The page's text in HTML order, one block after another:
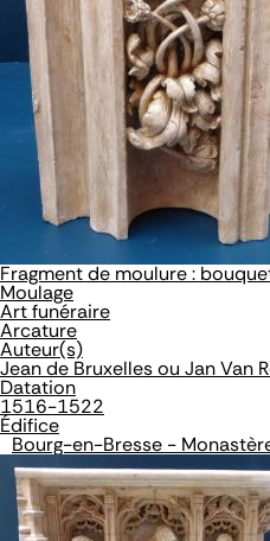
Fragment de moulure :
Moulage
Art funéraire
Arcature
Auteur(s)
Jean de Bruxelles ou Jan Van
Datation
1516-1522
Édifice
Bourg-en-Bresse -